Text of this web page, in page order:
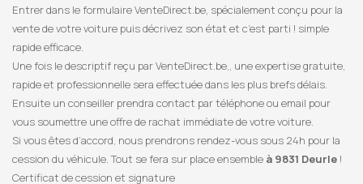
Entrer dans le formulaire VenteDirect.be, spécialement conçu pour la
vente de votre voiture puis décrivez son état et c’est parti ! simple
rapide efficace.
Une fois le descriptif reçu par VenteDirect.be,, une expertise gratuite,
rapide et professionnelle sera effectuée dans les plus brefs délais.
Ensuite un conseiller prendra contact par téléphone ou email pour
vous soumettre une offre de rachat immédiate de votre voiture.
Si vous êtes d’accord, nous prendrons rendez-vous sous 24h pour la
cession du véhicule. Tout se fera sur place ensemble à 9831 Deurle !
Certificat de cession et signature